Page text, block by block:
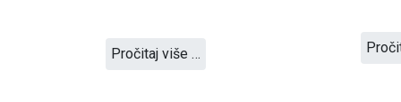
Pročitaj više …